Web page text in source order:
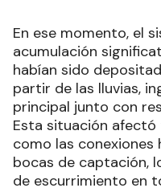
En ese momento, el
acumulación
habían sido
partir de las lluvias,
principal junto con
Esta situación
como las conexiones
bocas de captación,
de escurrimiento en